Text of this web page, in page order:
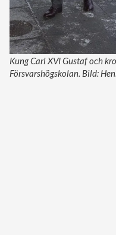
Kung Carl XVI Gustaf och
Försvarshögskolan. Bild: